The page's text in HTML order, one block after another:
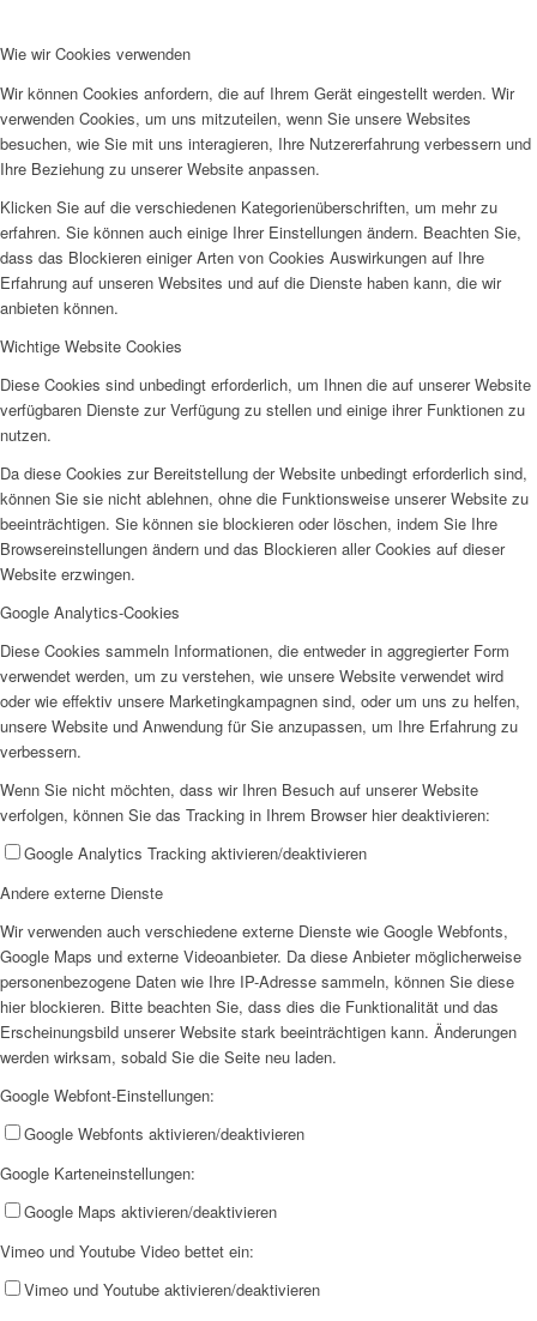
Erziehungsbeistand
AHOI
AHOI II
PKD
– die Termine
Wie wir Cookies verwenden
Wir können Cookies anfordern, die auf Ihrem Gerät eingestellt werden. Wir
verwenden Cookies, um uns mitzuteilen, wenn Sie unsere Websites
besuchen, wie Sie mit uns interagieren, Ihre Nutzererfahrung verbessern und
Ihre Beziehung zu unserer Website anpassen.
Klicken Sie auf die verschiedenen Kategorienüberschriften, um mehr zu
erfahren. Sie können auch einige Ihrer Einstellungen ändern. Beachten Sie,
dass das Blockieren einiger Arten von Cookies Auswirkungen auf Ihre
Erfahrung auf unseren Websites und auf die Dienste haben kann, die wir
anbieten können.
Wichtige Website Cookies
Diese Cookies sind unbedingt erforderlich, um Ihnen die auf unserer Website
verfügbaren Dienste zur Verfügung zu stellen und einige ihrer Funktionen zu
nutzen.
Da diese Cookies zur Bereitstellung der Website unbedingt erforderlich sind,
können Sie sie nicht ablehnen, ohne die Funktionsweise unserer Website zu
beeinträchtigen. Sie können sie blockieren oder löschen, indem Sie Ihre
Browsereinstellungen ändern und das Blockieren aller Cookies auf dieser
Website erzwingen.
Google Analytics-Cookies
Diese Cookies sammeln Informationen, die entweder in aggregierter Form
verwendet werden, um zu verstehen, wie unsere Website verwendet wird
oder wie effektiv unsere Marketingkampagnen sind, oder um uns zu helfen,
unsere Website und Anwendung für Sie anzupassen, um Ihre Erfahrung zu
verbessern.
Wenn Sie nicht möchten, dass wir Ihren Besuch auf unserer Website
verfolgen, können Sie das Tracking in Ihrem Browser hier deaktivieren:
Google Analytics Tracking aktivieren/deaktivieren
Andere externe Dienste
Wir verwenden auch verschiedene externe Dienste wie Google Webfonts,
Google Maps und externe Videoanbieter. Da diese Anbieter möglicherweise
personenbezogene Daten wie Ihre IP-Adresse sammeln, können Sie diese
hier blockieren. Bitte beachten Sie, dass dies die Funktionalität und das
Erscheinungsbild unserer Website stark beeinträchtigen kann. Änderungen
werden wirksam, sobald Sie die Seite neu laden.
Google Webfont-Einstellungen:
Google Webfonts aktivieren/deaktivieren
Google Karteneinstellungen:
Google Maps aktivieren/deaktivieren
Vimeo und Youtube Video bettet ein:
Vimeo und Youtube aktivieren/deaktivieren